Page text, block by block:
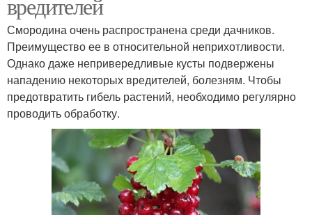
Смородина очень распространена среди дачников.
Преимущество ее в относительной неприхотливости.
Однако даже непривередливые кусты подвержены
нападению некоторых вредителей, болезням. Чтобы
предотвратить гибель растений, необходимо регулярно
проводить обработку.